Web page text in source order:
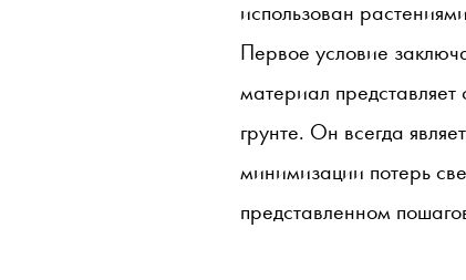
использован
Первое условие
материал
грунте. Он всегда
минимизации потерь
представленном